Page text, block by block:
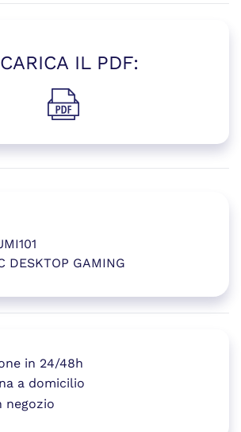
DESKTOP GAMING
(si apre in una nuova
IL PDF:
(si apre in una nuova
in 24/48h
a domicilio
negozio